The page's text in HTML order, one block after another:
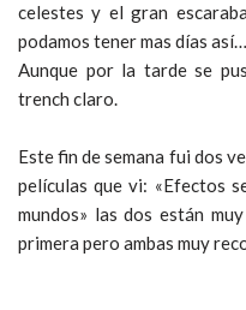
celestes y el gran
podamos tener mas días así…
Aunque por la tarde se
trench claro.
Este fin de semana fui dos
películas que vi: «Efectos
mundos» las dos están
primera pero ambas muy